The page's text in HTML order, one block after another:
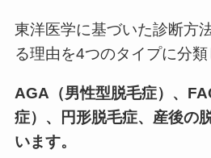
東洋医学に基づいた診断方
る理由を4つのタイプに分類
AGA（男性型脱毛症）、
症）、円形脱毛症、産後の
います。